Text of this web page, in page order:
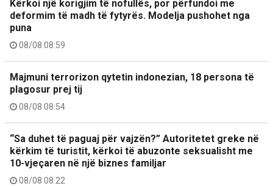
Kërkoi një korigjim të nofullës, por përfundoi me
deformim të madh të fytyrës. Modelja pushohet nga
puna
08/08 08:59
Majmuni terrorizon qytetin indonezian, 18 persona të
plagosur prej tij
08/08 08:54
“Sa duhet të paguaj për vajzën?” Autoritetet greke në
kërkim të turistit, kërkoi të abuzonte seksualisht me
10-vjeçaren në një biznes familjar
08/08 08:22